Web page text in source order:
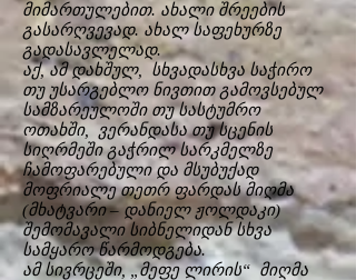
მიმართულებით. ახალი შრეების
გასარღვევად. ახალ საფეხურზე
გადასავლელად.
აქ, ამ დახშულ, სხვადასხვა საჭირო
თუ უსარგებლო ნივთით გამოვსებულ
სამზარეულოში თუ სასტუმრო
ოთახში, ვერანდასა თუ სცენის
სიღრმეში გაჭრილ სარკმელზე
ჩამოფარებული და მსუბუქად
მოფრიალე თეთრ ფარდას მიღმა
(მხატვარი – დანიელ ჟოლდაკი)
შემომავალი სიბნელიდან სხვა
სამყარო წარმოდგება.
ამ სივრცეში, „მეფე ლირის“ მიღმა